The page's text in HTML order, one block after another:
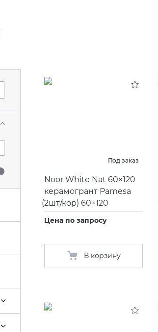
Под заказ
Noor White Nat 60×120
керамогрант Pamesa
(2шт/кор) 60×120
Цена по запросу
В корзину